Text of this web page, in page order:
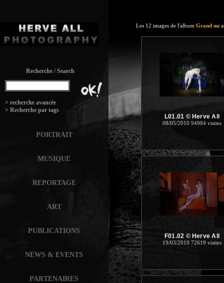
Recherche / Search
> recherche avancée
> Recherche par tags
PORTRAIT
MUSIQUE
REPORTAGE
ART
PUBLICATIONS
NEWS & EVENTS
PARTENAIRES
Les 12 images de l'album Grand nu
L01.01 © Herve All
08/05/2010 94984 visites
F01.02 © Herve All
19/03/2010 72619 visites